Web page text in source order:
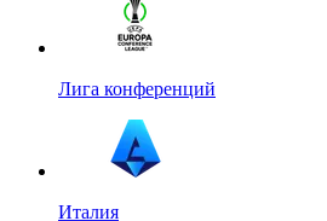
Лига конференций
Италия